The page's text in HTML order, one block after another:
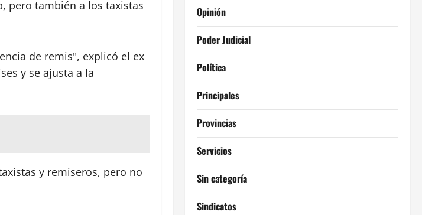
pero también a los taxistas
de remis", explicó el ex
y se ajusta a la
y remiseros, pero no
Opinión
Poder Judicial
Política
Principales
Provincias
Servicios
Sin categoría
Sindicatos